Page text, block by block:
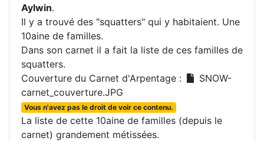
Aylwin.
Il y a trouvé des "squatters" qui y habitaient. Une
10aine de familles.
Dans son carnet il a fait la liste de ces familles de
squatters.
Couverture du Carnet d'Arpentage :
SNOW-
carnet_couverture.JPG
Vous n'avez pas le droit de voir ce contenu.
La liste de cette 10aine de familles (depuis le
carnet) grandement métissées.